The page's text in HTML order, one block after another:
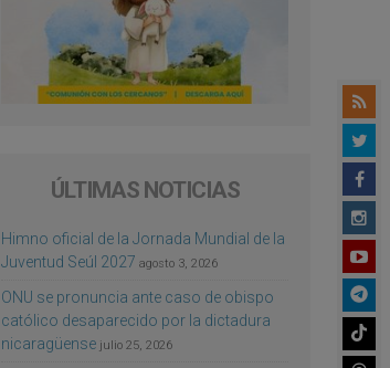
ÚLTIMAS NOTICIAS
Himno oficial de la Jornada Mundial de la
Juventud Seúl 2027 agosto 3, 2026
ONU se pronuncia ante caso de obispo
católico desaparecido por la dictadura
nicaragüense julio 25, 2026